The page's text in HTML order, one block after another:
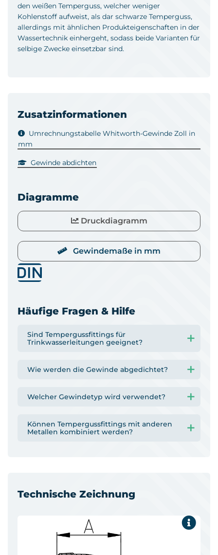
den weißen Temperguss, welcher weniger
Kohlenstoff aufweist, als dar schwarze Temperguss,
allerdings mit ähnlichen Produkteigenschaften in der
Wassertechnik einhergeht, sodass beide Varianten für
selbige Zwecke einsetzbar sind.
Zusatzinformationen
Umrechnungstabelle Whitworth-Gewinde Zoll in
mm
Gewinde abdichten
Diagramme
Druckdiagramm
Gewindemaße in mm
Häufige Fragen & Hilfe
Sind Tempergussfittings für
Trinkwasserleitungen geeignet?
Wie werden die Gewinde abgedichtet?
Welcher Gewindetyp wird verwendet?
Können Tempergussfittings mit anderen
Metallen kombiniert werden?
Technische Zeichnung